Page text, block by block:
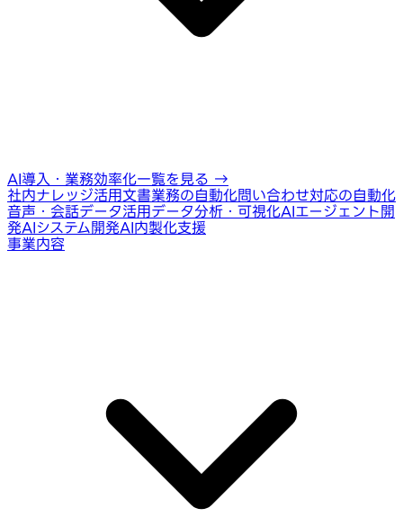
AI導入・業務効率化一覧を見る →
社内ナレッジ活用文書業務の自動化問い合わせ対応の自動化
音声・会話データ活用データ分析・可視化AIエージェント開
発AIシステム開発AI内製化支援
事業内容